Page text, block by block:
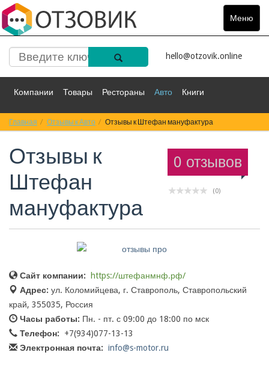
Меню
Toggle
hello@otzovik.online
Компании Товары Рестораны Авто Книги
Спорт Фильмы Деньги Путешествия
Красота Здоровье
Главная Отзывы к Авто Отзывы к Штефан мануфактура
0 отзывов
(0)
Отзывы к
Штефан
мануфактура
Сайт компании:
https://штефанмнф.рф/
Адрес: ул. Коломийцева, г. Ставрополь, Ставропольский
край, 355035, Россия
Часы работы: Пн. - пт. с 09:00 до 18:00 по мск
Телефон:
+7(934)077-13-13
Электронная почта: info@s-motor.ru